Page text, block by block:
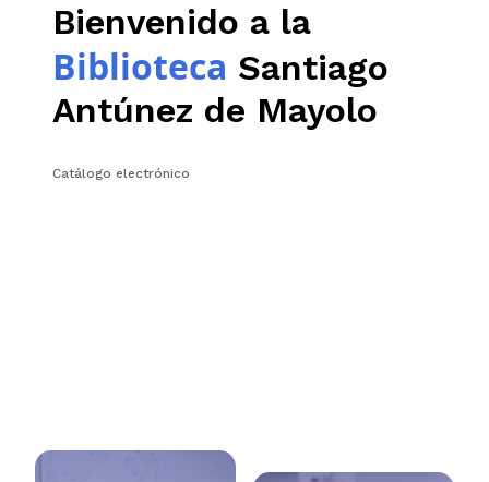
Aula Virtual
Bienvenido a la
Biblioteca Santiago
Antúnez de Mayolo
Catálogo electrónico